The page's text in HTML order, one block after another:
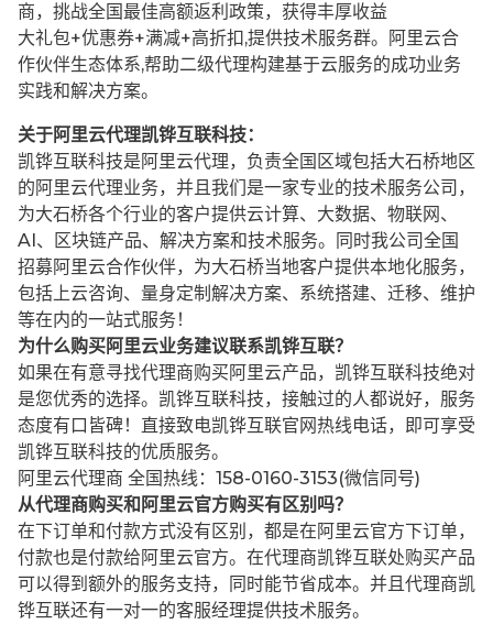
商，挑战全国最佳高额返利政策，获得丰厚收益
大礼包+优惠券+满减+高折扣,提供技术服务群。阿里云合
作伙伴生态体系,帮助二级代理构建基于云服务的成功业务
实践和解决方案。
关于阿里云代理凯铧互联科技：
凯铧互联科技是阿里云代理，负责全国区域包括大石桥地区
的阿里云代理业务，并且我们是一家专业的技术服务公司，
为大石桥各个行业的客户提供云计算、大数据、物联网、
AI、区块链产品、解决方案和技术服务。同时我公司全国
招募阿里云合作伙伴，为大石桥当地客户提供本地化服务，
包括上云咨询、量身定制解决方案、系统搭建、迁移、维护
等在内的一站式服务！
为什么购买阿里云业务建议联系凯铧互联？
如果在有意寻找代理商购买阿里云产品，凯铧互联科技绝对
是您优秀的选择。凯铧互联科技，接触过的人都说好，服务
态度有口皆碑！直接致电凯铧互联官网热线电话，即可享受
凯铧互联科技的优质服务。
阿里云代理商 全国热线：158-0160-3153(微信同号)
从代理商购买和阿里云官方购买有区别吗？
在下订单和付款方式没有区别，都是在阿里云官方下订单，
付款也是付款给阿里云官方。在代理商凯铧互联处购买产品
可以得到额外的服务支持，同时能节省成本。并且代理商凯
铧互联还有一对一的客服经理提供技术服务。